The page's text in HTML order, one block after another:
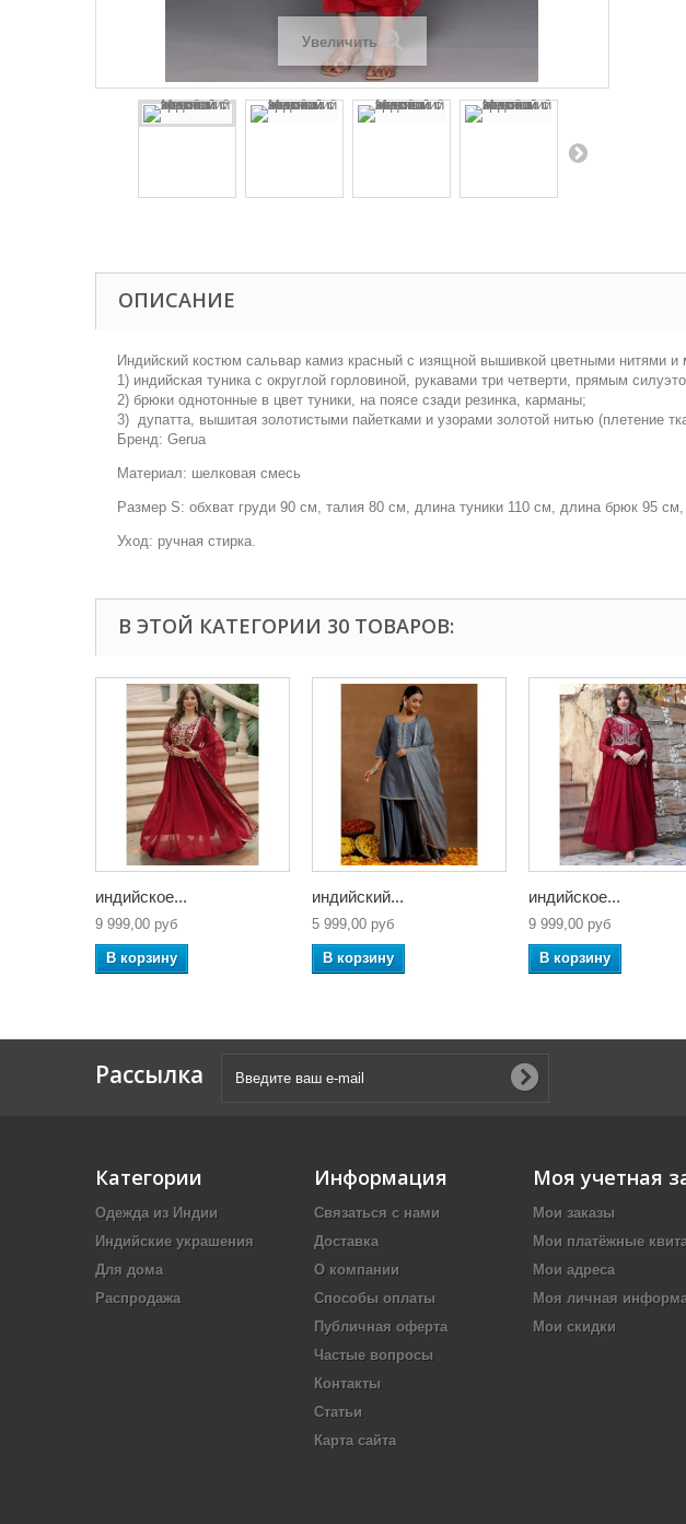
Увеличить
ОПИСАНИЕ
Индийский костюм сальвар камиз красный c изящной вышивкой цветными нитями и
1) индийская туника с округлой горловиной, рукавами три четверти, прямым
2) брюки однотонные в цвет туники, на поясе сзади резинка, карманы;
3) дупатта, вышитая золотистыми пайетками и узорами золотой нитью (плетение
Бренд: Gerua
Материал: шелковая смесь
Размер S: обхват груди 90 см, талия 80 см, длина туники 110 см, длина брюк 95
Уход: ручная стирка.
В ЭТОЙ КАТЕГОРИИ 30 ТОВАРОВ:
индийское...
9 999,00 руб
В корзину
индийский...
5 999,00 руб
В корзину
индийское...
9 999,00 руб
В корзину
Рассылка
Категории
Одежда из Индии
Индийские украшения
Для дома
Распродажа
Информация
Связаться с нами
Доставка
О компании
Способы оплаты
Публичная оферта
Частые вопросы
Контакты
Статьи
Карта сайта
Моя учетная
Мои заказы
Мои платёжные
Мои адреса
Моя личная
Мои скидки